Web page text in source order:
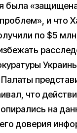
была
и что
по $5
что
на
доверия